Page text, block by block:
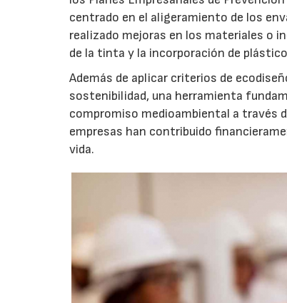
centrado en el aligeramiento de los
realizado mejoras en los materiales o
de la tinta y la incorporación de
Además de aplicar criterios de
sostenibilidad, una herramienta
compromiso medioambiental a través
empresas han contribuido
vida.